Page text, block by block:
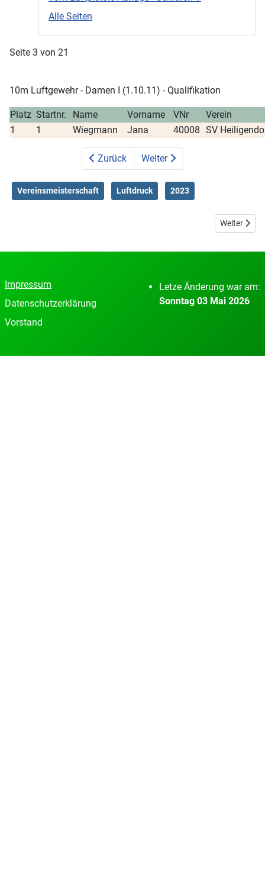
Alle Seiten
Seite 3 von 21
10m Luftgewehr - Damen I (1.10.11) - Qualifikation
Platz Startnr. Name Vorname VNr
Verein
1
1 Wiegmann Jana 40008 SV
Zurück Weiter
Vereinsmeisterschaft Luftdruck 2023
Nächster
Weiter
Impressum
Datenschutzerklärung
Vorstand
Letze Änderung war am:
Sonntag 03 Mai 2026